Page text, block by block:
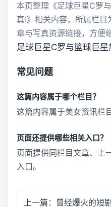
本页整理《足球巨星C罗
真!》相关内容，所属栏
章与写真资源链接，方便
足球巨星C罗与篮球巨
常见问题
这篇内容属于哪个栏目？
这篇内容属于美女资讯栏目
页面还提供哪些相关入口？
页面提供同栏目文章、上
入口。
上一篇：曾经爆火的短